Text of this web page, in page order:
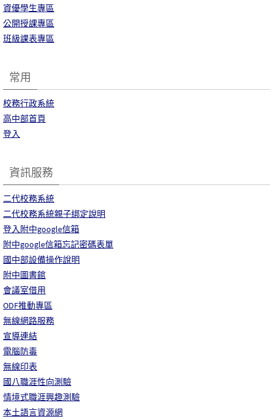
資優學生專區
公開授課專區
班級課表專區
常用
校務行政系統
高中部首頁
登入
資訊服務
二代校務系統
二代校務系統親子綁定說明
登入附中google信箱
附中google信箱忘記密碼表單
國中部設備操作說明
附中圖書館
會議室借用
ODF推動專區
無線網路服務
宣導連結
電腦防毒
無線印表
國八職涯性向測驗
情境式職涯興趣測驗
本土語言資源網